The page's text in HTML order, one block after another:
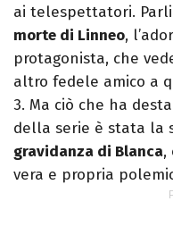
ai telespettatori.
morte di Linneo,
protagonista, che
altro fedele amico a
3. Ma ciò che ha
della serie è stata la
gravidanza di Blanca,
vera e propria